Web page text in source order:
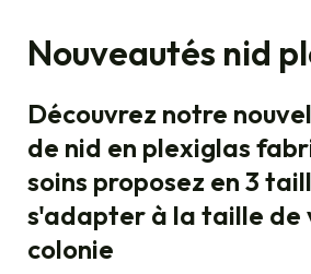
Nouveautés nid
Découvrez notre
de nid en plexiglas
soins proposez en 3
s'adapter à la taille de
colonie